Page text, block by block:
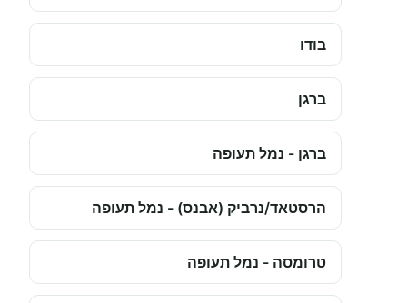
בודו
ברגן
ברגן - נמל תעופה
הרסטאד/נרביק (אבנס) - נמל תעופה
טרומסה - נמל תעופה